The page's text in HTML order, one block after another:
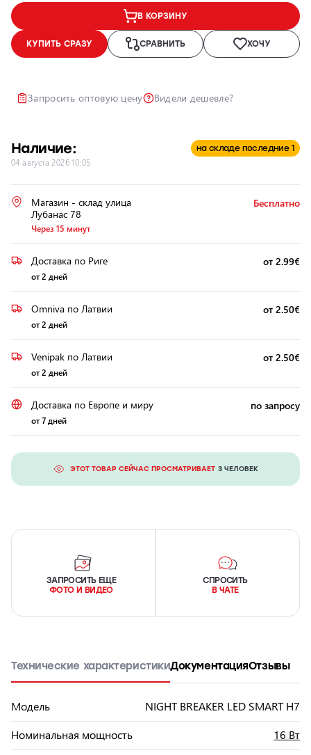
В КОРЗИНУ
КУПИТЬ СРАЗУ СРАВНИТЬ ХОЧУ
Запросить оптовую цену Видели дешевле?
Наличие: на складе последние 1
04 августа 2026 10:05
Магазин - склад улица
Лубанас 78
Через 15 минут
Бесплатно
Доставка по Риге
от 2 дней
от 2.99€
Omniva по Латвии
от 2 дней
от 2.50€
Venipak по Латвии
от 2 дней
от 2.50€
Доставка по Европе и миру
от 7 дней
по запросу
ЭТОТ ТОВАР СЕЙЧАС ПРОСМАТРИВАЕТ 3 ЧЕЛОВЕК
ЗАПРОСИТЬ ЕЩЕ
ФОТО И ВИДЕО
СПРОСИТЬ
В ЧАТЕ
Технические характеристикиДокументацияОтзывы
Модель
NIGHT BREAKER LED SMART H7
Номинальная мощность
16 Вт
Ремонт и
восстановление
автомобильных
фар
оборудования